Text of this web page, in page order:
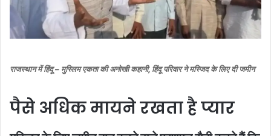
राजस्थान में हिंदू – मुस्लिम एकता की अनोखी कहानी, हिंदू परिवार ने मस्जिद के लिए दी जमीन
पैसे अधिक मायने रखता है प्यार